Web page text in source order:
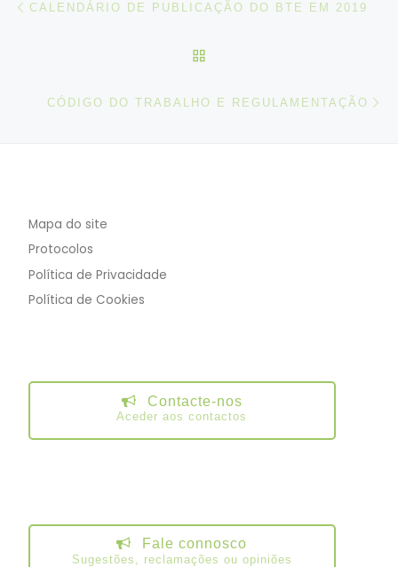
CALENDÁRIO DE PUBLICAÇÃO DO BTE EM 2019
CÓDIGO DO TRABALHO E REGULAMENTAÇÃO
Mapa do site
Protocolos
Política de Privacidade
Política de Cookies
Contacte-nos
Aceder aos contactos
Fale connosco
Sugestões, reclamações ou opiniões